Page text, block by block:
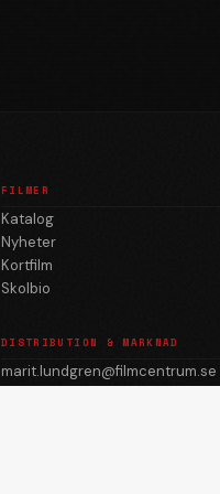
FILMER
Katalog
Nyheter
Kortfilm
Skolbio
DISTRIBUTION & MARKNAD
marit.lundgren@filmcentrum.se